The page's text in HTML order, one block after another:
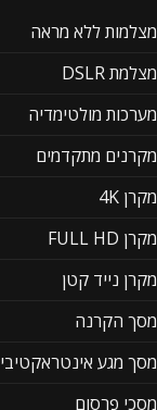
מצלמות ללא מראה
מצלמת DSLR
מערכות מולטימדיה
מקרנים מתקדמים
מקרן 4K
מקרן FULL HD
מקרן נייד קטן
מסך הקרנה
מסך מגע אינטראקטיבי
מסכי פרסום